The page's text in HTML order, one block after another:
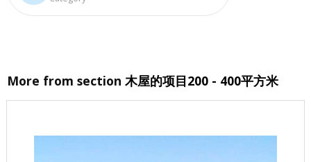
More from section 木屋的项目200 - 400平方米